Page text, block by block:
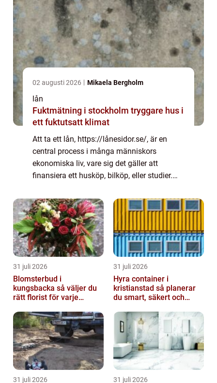
02 augusti 2026 Mikaela Bergholm
lån
Fuktmätning i stockholm tryggare hus i
ett fuktutsatt klimat
Att ta ett lån, https://lånesidor.se/, är en
central process i många människors
ekonomiska liv, vare sig det gäller att
finansiera ett husköp, bilköp, eller studier.
31 juli 2026
Blomsterbud i
kungsbacka så väljer du
rätt florist för varje
31 juli 2026
Hyra container i
kristianstad så planerar
du smart, säkert och
31 juli 2026 31 juli 2026